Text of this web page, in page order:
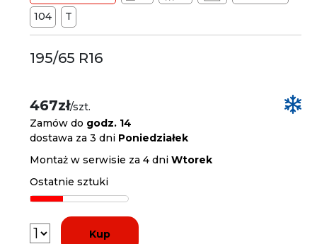
104
T
195/65 R16
467zł/szt.
Zamów do godz. 14
dostawa za 3 dni Poniedziałek
Montaż w serwisie za 4 dniWtorek
Ostatnie sztuki
Kup